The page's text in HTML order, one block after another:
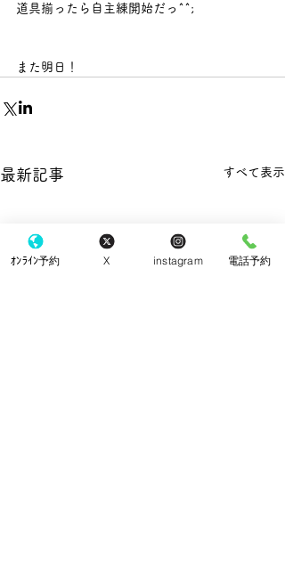
道具揃ったら自主練開始だっ^^;
また明日！
最新記事 すべて表示
ｵﾝﾗｲﾝ予約 X instagram 電話予約